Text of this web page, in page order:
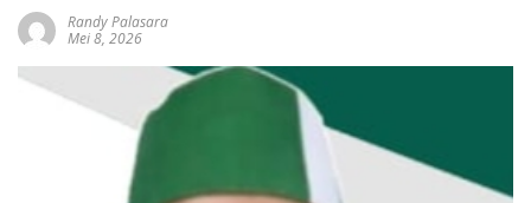
Randy Palasara
Mei 8, 2026